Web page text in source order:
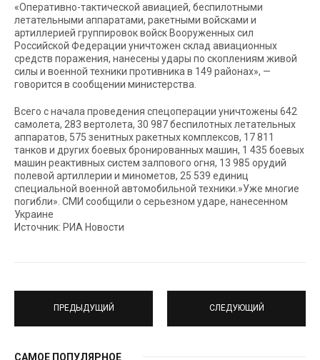
«Оперативно-тактической авиацией, беспилотными
летательными аппаратами, ракетными войсками и
артиллерией группировок войск Вооруженных сил
Российской Федерации уничтожен склад авиационных
средств поражения, нанесены удары по скоплениям живой
силы и военной техники противника в 149 районах», —
говорится в сообщении министерства.
Всего с начала проведения спецоперации уничтожены 642
самолета, 283 вертолета, 30 987 беспилотных летательных
аппаратов, 575 зенитных ракетных комплексов, 17 811
танков и других боевых бронированных машин, 1 435 боевых
машин реактивных систем залпового огня, 13 985 орудий
полевой артиллерии и минометов, 25 539 единиц
специальной военной автомобильной техники.»Уже многие
погибли». СМИ сообщили о серьезном ударе, нанесенном
Украине
Источник: РИА Новости
ПРЕДЫДУЩИЙ СЛЕДУЮЩИЙ
САМОЕ ПОПУЛЯРНОЕ